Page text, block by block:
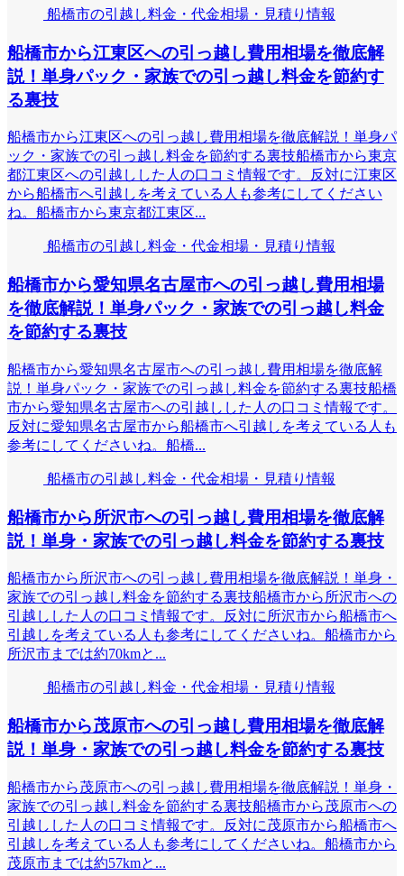
船橋市の引越し料金・代金相場・見積り情報
船橋市から江東区への引っ越し費用相場を徹底解
説！単身パック・家族での引っ越し料金を節約す
る裏技
船橋市から江東区への引っ越し費用相場を徹底解説！単身パ
ック・家族での引っ越し料金を節約する裏技船橋市から東京
都江東区への引越しした人の口コミ情報です。反対に江東区
から船橋市へ引越しを考えている人も参考にしてください
ね。船橋市から東京都江東区...
船橋市の引越し料金・代金相場・見積り情報
船橋市から愛知県名古屋市への引っ越し費用相場
を徹底解説！単身パック・家族での引っ越し料金
を節約する裏技
船橋市から愛知県名古屋市への引っ越し費用相場を徹底解
説！単身パック・家族での引っ越し料金を節約する裏技船橋
市から愛知県名古屋市への引越しした人の口コミ情報です。
反対に愛知県名古屋市から船橋市へ引越しを考えている人も
参考にしてくださいね。船橋...
船橋市の引越し料金・代金相場・見積り情報
船橋市から所沢市への引っ越し費用相場を徹底解
説！単身・家族での引っ越し料金を節約する裏技
船橋市から所沢市への引っ越し費用相場を徹底解説！単身・
家族での引っ越し料金を節約する裏技船橋市から所沢市への
引越しした人の口コミ情報です。反対に所沢市から船橋市へ
引越しを考えている人も参考にしてくださいね。船橋市から
所沢市までは約70kmと...
船橋市の引越し料金・代金相場・見積り情報
船橋市から茂原市への引っ越し費用相場を徹底解
説！単身・家族での引っ越し料金を節約する裏技
船橋市から茂原市への引っ越し費用相場を徹底解説！単身・
家族での引っ越し料金を節約する裏技船橋市から茂原市への
引越しした人の口コミ情報です。反対に茂原市から船橋市へ
引越しを考えている人も参考にしてくださいね。船橋市から
茂原市までは約57kmと...